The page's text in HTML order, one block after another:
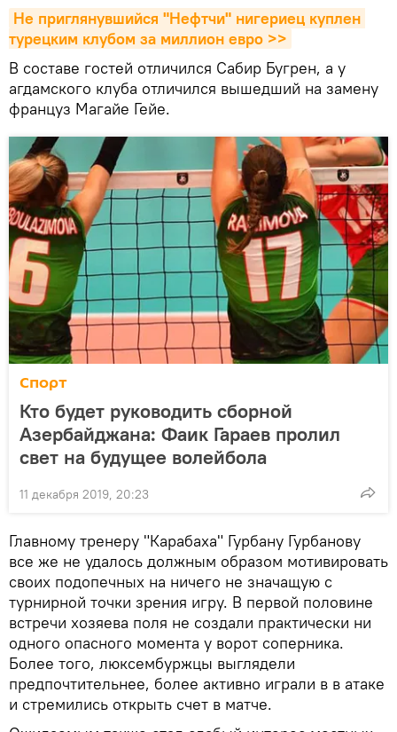
Не приглянувшийся "Нефтчи" нигериец куплен
турецким клубом за миллион евро >>
В составе гостей отличился Сабир Бугрен, а у
агдамского клуба отличился вышедший на замену
француз Магайе Гейе.
Спорт
Кто будет руководить сборной
Азербайджана: Фаик Гараев пролил
свет на будущее волейбола
11 декабря 2019, 20:23
Главному тренеру "Карабаха" Гурбану Гурбанову
все же не удалось должным образом мотивировать
своих подопечных на ничего не значащую с
турнирной точки зрения игру. В первой половине
встречи хозяева поля не создали практически ни
одного опасного момента у ворот соперника.
Более того, люксембуржцы выглядели
предпочтительнее, более активно играли в в атаке
и стремились открыть счет в матче.